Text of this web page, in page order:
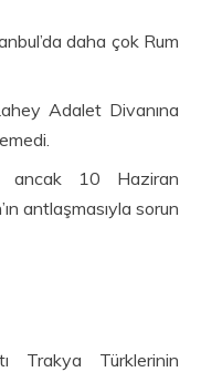
daha çok Rum
Adalet Divanına
ancak 10 Haziran
antlaşmasıyla sorun
Trakya Türklerinin